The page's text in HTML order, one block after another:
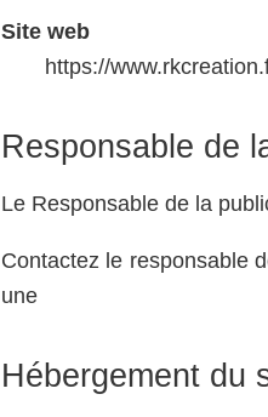
Site web
https://
Responsable de
Le Responsable de la
Contactez le responsable
une
Hébergement du